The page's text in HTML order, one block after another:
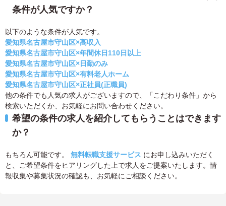
条件が人気ですか？
以下のような条件が人気です。
愛知県名古屋市守山区×高収入
愛知県名古屋市守山区×年間休日110日以上
愛知県名古屋市守山区×日勤のみ
愛知県名古屋市守山区×有料老人ホーム
愛知県名古屋市守山区×正社員(正職員)
他の条件でも人気の求人がございますので、「こだわり条件」から
検索いただくか、お気軽にお問い合わせください。
希望の条件の求人を紹介してもらうことはできます
か？
もちろん可能です。 無料転職支援サービス にお申し込みいただく
と、ご希望条件をヒアリングした上で求人をご提案いたします。情
報収集や募集状況の確認も、お気軽にご相談ください。